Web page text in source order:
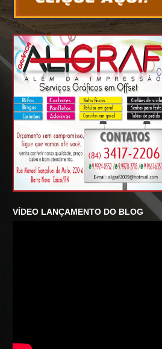
VÍDEO LANÇAMENTO DO BLOG